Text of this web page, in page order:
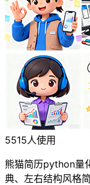
5515人使用
熊猫简历python量
典、左右结构风格